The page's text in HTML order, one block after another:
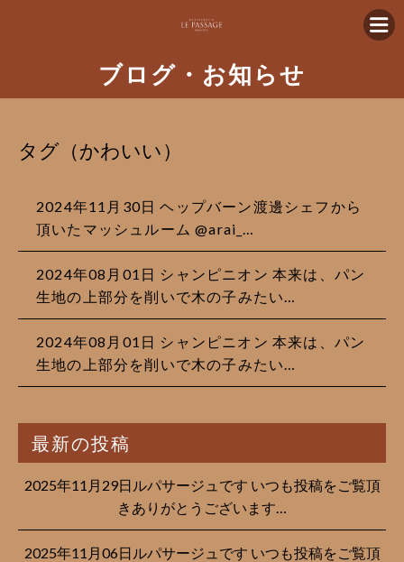
ブログ・お知らせ
タグ（かわいい）
2024年11月30日 ヘップバーン渡邊シェフから
頂いたマッシュルーム @arai_…
2024年08月01日 シャンピニオン 本来は、パン
生地の上部分を削いで木の子みたい…
2024年08月01日 シャンピニオン 本来は、パン
生地の上部分を削いで木の子みたい…
最新の投稿
2025年11月29日ルパサージュです︎ いつも投稿をご覧頂
きありがとうございます…
2025年11月06日ルパサージュです︎ いつも投稿をご覧頂